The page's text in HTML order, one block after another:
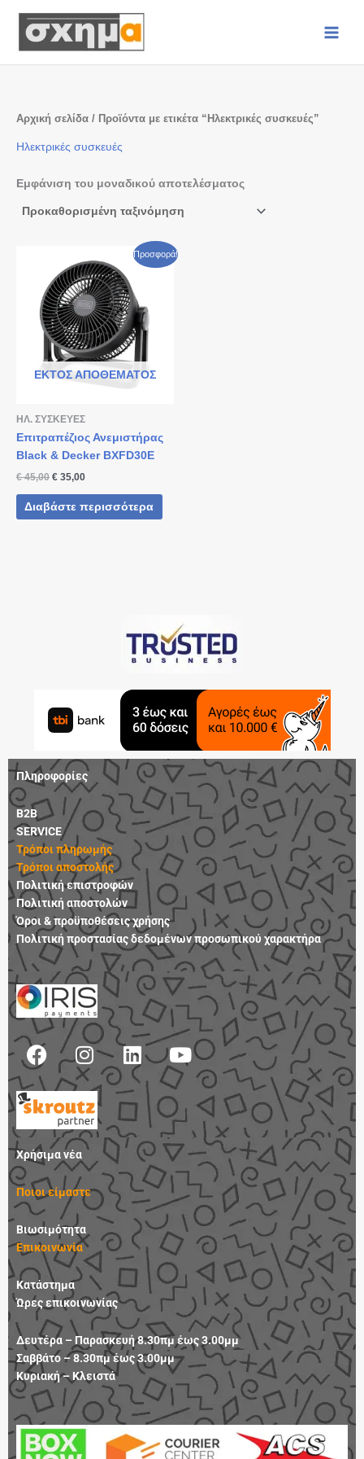
περιεχόμενο
Αρχική σελίδα / Προϊόντα με ετικέτα “Ηλεκτρικές συσκευές”
Ηλεκτρικές συσκευές
Εμφάνιση του μοναδικού αποτελέσματος
Προσφορά!
ΕΚΤΌΣ ΑΠΟΘΈΜΑΤΟΣ
ΗΛ. ΣΥΣΚΕΥΕΣ
Επιτραπέζιος Ανεμιστήρας
Black & Decker BXFD30E
€45,00
price
was:
€ 45,00.
€ 35,00
τρέχουσα
τιμή
είναι:
€ 35,00.
Διαβάστε περισσότερα
Πληροφορίες
B2B
SERVICE
Τρόποι πληρωμής
Τρόποι αποστολής
Πολιτική επιστροφών
Πολιτική αποστολών
Όροι & προϋποθέσεις χρήσης
Πολιτική προστασίας δεδομένων προσωπικού χαρακτήρα
F
a
c
e
b
o
o
k
I
n
s
t
a
g
r
a
m
L
i
n
k
e
d
n
Y
o
u
t
u
b
e
Χρήσιμα νέα
Ποιοι είμαστε
Βιωσιμότητα
Επικοινωνία
Κατάστημα
Ώρες επικοινωνίας
Δευτέρα – Παρασκευή 8.30πμ έως 3.00μμ
Σαββάτο – 8.30πμ έως 3.00μμ
Κυριακή – Κλειστά